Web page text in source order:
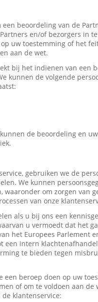
beoordeling van de
en/of bezorgers in
uw toestemming of het
aan de wet.
bij het indienen van een
kunnen de volgende
de beoordeling en
gebruiken we de
We kunnen
waaronder om zorgen van
van onze
als u bij ons een
u vermoedt dat het
het Europees Parlement
een intern
te bieden tegen
een beroep doen op uw
of om te voldoen aan de
klantenservice: